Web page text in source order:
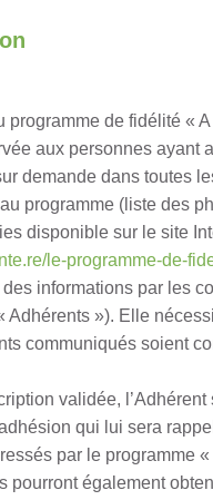
programme de fidélité «
aux personnes ayant
demande dans toutes
programme (liste des
disponible sur le site
le-programme-de-
informations par les
Adhérents »). Elle
communiqués soient
validée,
qui lui sera
par le programme
pourront également